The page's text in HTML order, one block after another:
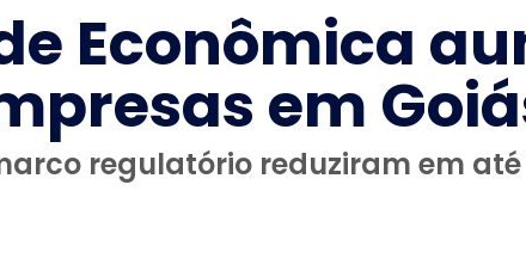
Econômica
em
regulatório reduziram em até